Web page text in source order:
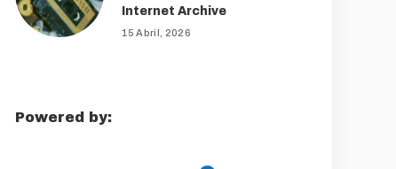
Internet Archive
15 Abril, 2026
Powered by: